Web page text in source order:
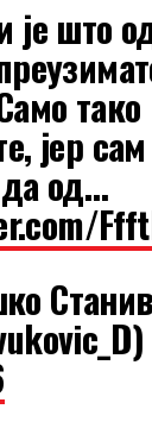
је што
тако
јер сам
од…